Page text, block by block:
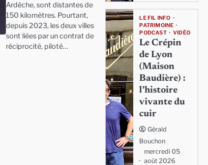
Ardèche, sont distantes de
150 kilomètres. Pourtant,
depuis 2023, les deux villes
sont liées par un contrat de
réciprocité, piloté…
LE FIL INFO
PATRIMOINE
PODCAST
VIDÉO
Le Crépin
de Lyon
(Maison
Baudière) :
l’histoire
vivante du
cuir
Gérald
Bouchon
mercredi 05
août 2026